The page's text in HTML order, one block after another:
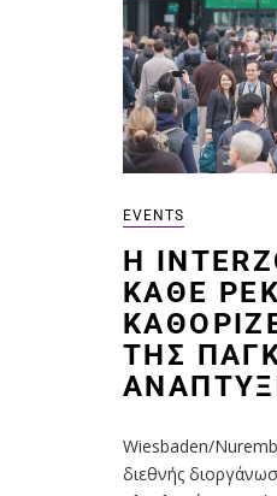
EVENTS
Η
ΚΆΘΕ
ΤΗΣ
Wiesbaden/
διεθνής